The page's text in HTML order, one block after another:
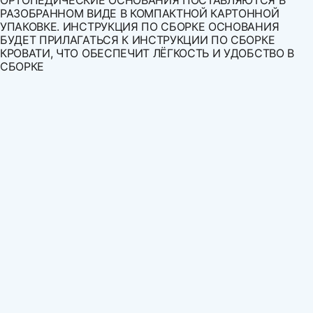
РАЗОБРАННОМ ВИДЕ В КОМПАКТНОЙ КАРТОННОЙ
УПАКОВКЕ. ИНСТРУКЦИЯ ПО СБОРКЕ ОСНОВАНИЯ
БУДЕТ ПРИЛАГАТЬСЯ К ИНСТРУКЦИИ ПО СБОРКЕ
КРОВАТИ, ЧТО ОБЕСПЕЧИТ ЛЁГКОСТЬ И УДОБСТВО В
СБОРКЕ